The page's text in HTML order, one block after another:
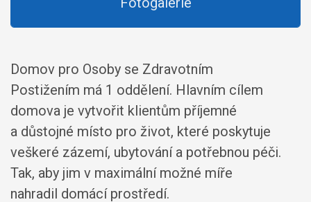
Domov pro Osoby se Zdravotním
Postižením má 1 oddělení. Hlavním cílem
domova je vytvořit klientům příjemné
a důstojné místo pro život, které poskytuje
veškeré zázemí, ubytování a potřebnou péči.
Tak, aby jim v maximální možné míře
nahradil domácí prostředí.